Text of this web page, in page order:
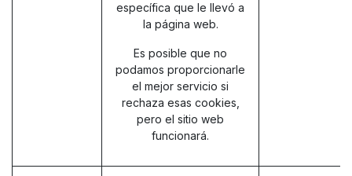
específica que le llevó a
la página web.
Es posible que no
podamos proporcionarle
el mejor servicio si
rechaza esas cookies,
pero el sitio web
funcionará.